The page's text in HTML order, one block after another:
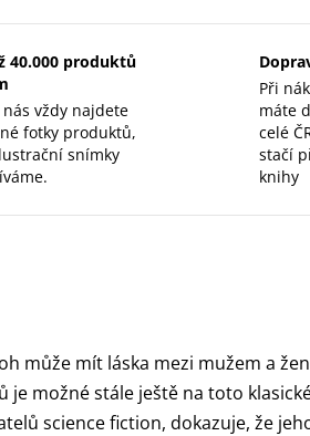
40.000 produktů
vždy najdete
fotky produktů,
snímky
Při
máte
celé
stačí
knihy
může mít láska mezi mužem a
je možné stále ještě na toto
science fiction, dokazuje, že